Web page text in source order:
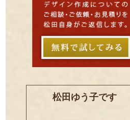
松田ゆう子です